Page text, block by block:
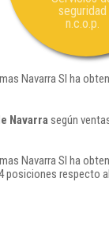
seguridad
n.c.o.p.
Navarra Sl ha
Navarra según
Navarra Sl ha
posiciones respecto